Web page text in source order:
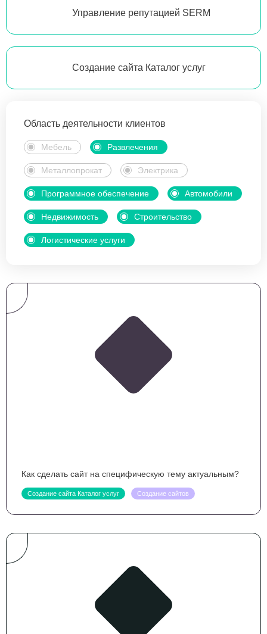
Управление репутацией SERM
Создание сайта Каталог услуг
Область деятельности клиентов
Мебель Развлечения
Металлопрокат Электрика
Программное обеспечение Автомобили
Недвижимость Строительство
Логистические услуги
Как сделать сайт на специфическую тему актуальным?
Создание сайта Каталог услуг Создание сайтов